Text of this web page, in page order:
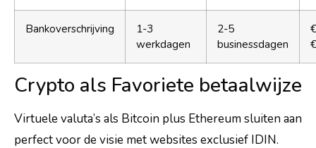
Bankoverschrijving
1-3
werkdagen
2-5
businessdagen
Crypto als Favoriete betaalwijze
Virtuele valuta’s als Bitcoin plus Ethereum sluiten aan
perfect voor de visie met websites exclusief IDIN.